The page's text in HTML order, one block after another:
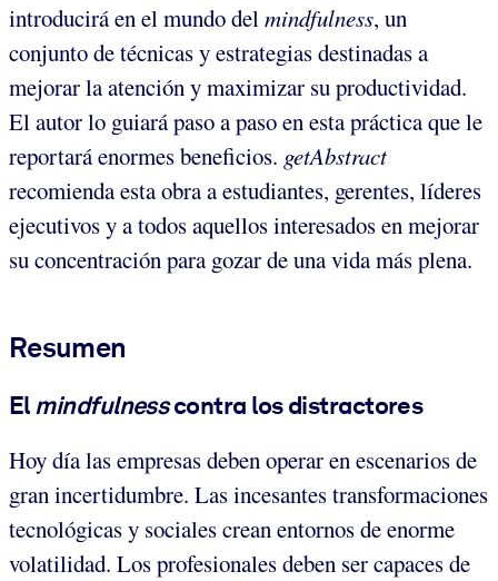
introducirá en el mundo del mindfulness, un
conjunto de técnicas y estrategias destinadas a
mejorar la atención y maximizar su productividad.
El autor lo guiará paso a paso en esta práctica que le
reportará enormes beneficios. getAbstract
recomienda esta obra a estudiantes, gerentes, líderes
ejecutivos y a todos aquellos interesados en mejorar
su concentración para gozar de una vida más plena.
Resumen
El mindfulnesscontra los distractores
Hoy día las empresas deben operar en escenarios de
gran incertidumbre. Las incesantes transformaciones
tecnológicas y sociales crean entornos de enorme
volatilidad. Los profesionales deben ser capaces de